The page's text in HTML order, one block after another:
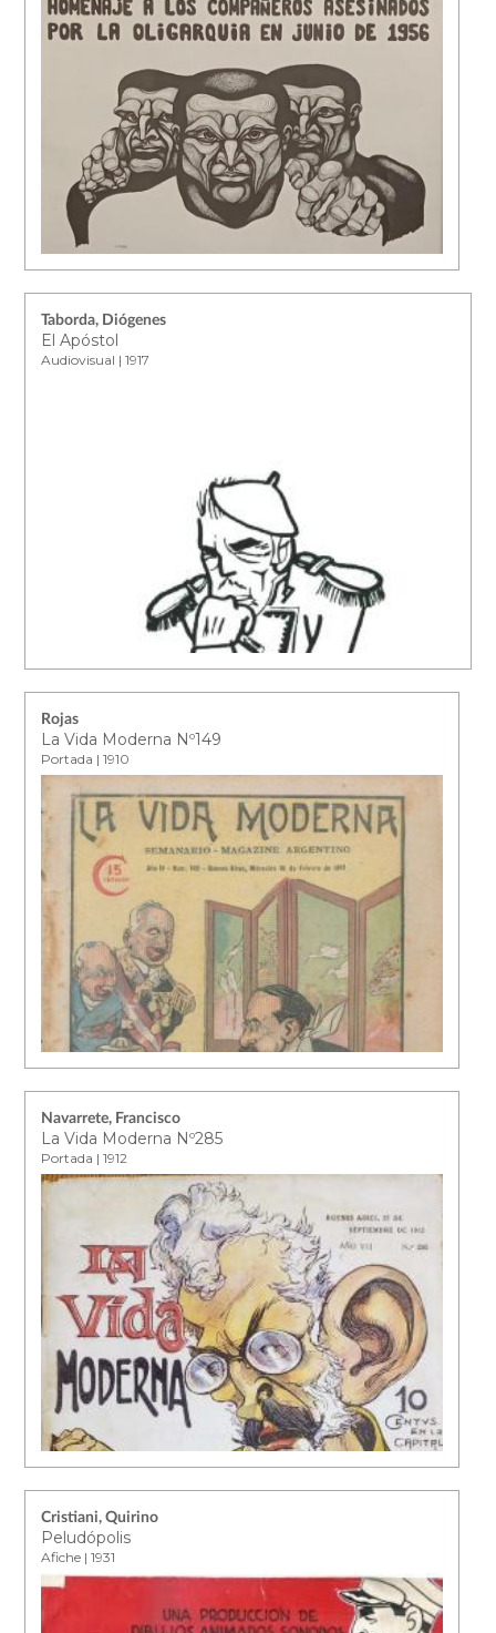
Taborda, Diógenes
El Apóstol
Audiovisual | 1917
Rojas
La Vida Moderna Nº149
Portada | 1910
Navarrete, Francisco
La Vida Moderna Nº285
Portada | 1912
Cristiani, Quirino
Peludópolis
Afiche | 1931